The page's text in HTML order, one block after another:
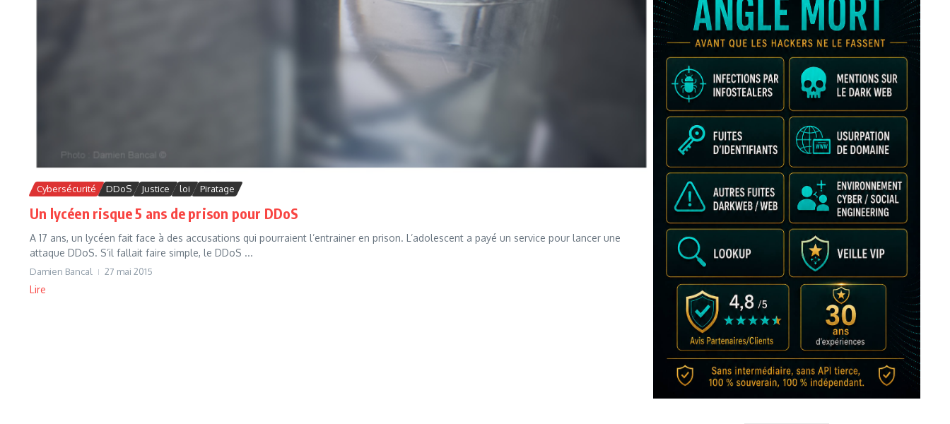
Cybersécurité DDoS Justice loi Piratage
Un lycéen risque 5 ans de prison pour DDoS
A 17 ans, un lycéen fait face à des accusations qui pourraient l’entrainer en prison. L’adolescent a payé un service pour lancer une
attaque DDoS. S’il fallait faire simple, le DDoS ...
Damien Bancal 27 mai 2015
Lire